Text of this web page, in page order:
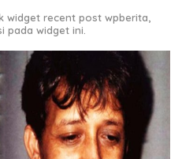
widget recent post wpberita,
pada widget ini.